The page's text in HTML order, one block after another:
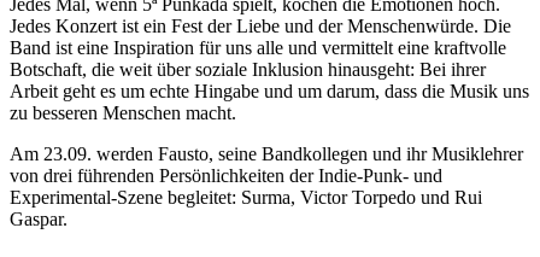
Jedes Konzert ist ein Fest der Liebe und der Menschenwürde. Die
Band ist eine Inspiration für uns alle und vermittelt eine kraftvolle
Botschaft, die weit über soziale Inklusion hinausgeht: Bei ihrer
Arbeit geht es um echte Hingabe und um darum, dass die Musik uns
zu besseren Menschen macht.
Am 23.09. werden Fausto, seine Bandkollegen und ihr Musiklehrer
von drei führenden Persönlichkeiten der Indie-Punk- und
Experimental-Szene begleitet: Surma, Victor Torpedo und Rui
Gaspar.